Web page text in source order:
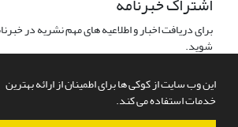
این وب سایت از کوکی ها برای اطمینان از ارائه بهترین
خدمات استفاده می کند.
برای دریافت اخبار و اطلاعیه های مهم نشریه در
شوید.